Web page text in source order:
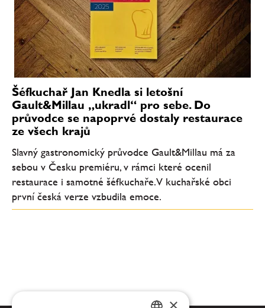
Šéfkuchař Jan Knedla si letošní
Gault&Millau „ukradl“ pro sebe. Do
průvodce se napoprvé dostaly restaurace
ze všech krajů
Slavný gastronomický průvodce Gault&Millau má za
sebou v Česku premiéru, v rámci které ocenil
restaurace i samotné šéfkuchaře. V kuchařské obci
první česká verze vzbudila emoce.